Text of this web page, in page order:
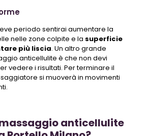
periodo sentirai aumentare la
nelle zone colpite e la superficie
più liscia. Un altro grande
anticellulite è che non devi
vedere i risultati. Per terminare il
si muoverà in movimenti
anticellulite